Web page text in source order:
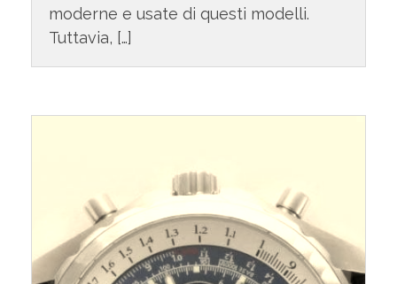
moderne e usate di questi modelli.
Tuttavia, […]